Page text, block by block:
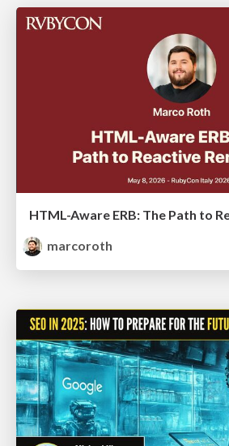
marcoroth